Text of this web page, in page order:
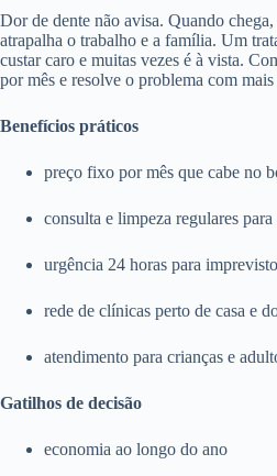
Dor de dente não avisa. Quando
atrapalha o trabalho e a família. Um
custar caro e muitas vezes é à vista.
por mês e resolve o problema com
Benefícios práticos
preço fixo por mês que cabe no
consulta e limpeza regulares
urgência 24 horas para
rede de clínicas perto de casa e
atendimento para crianças e
Gatilhos de decisão
economia ao longo do ano